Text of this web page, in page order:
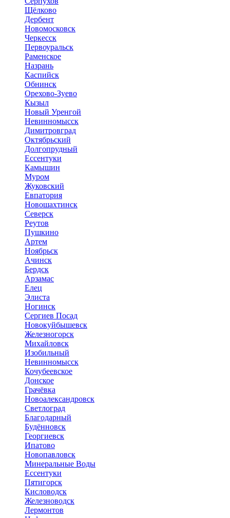
Щёлково
Дербент
Новомосковск
Черкесск
Первоуральск
Раменское
Назрань
Каспийск
Обнинск
Орехово-Зуево
Кызыл
Новый Уренгой
Невинномысск
Димитровград
Октябрьский
Долгопрудный
Ессентуки
Камышин
Муром
Жуковский
Евпатория
Новошахтинск
Северск
Реутов
Пушкино
Артем
Ноябрьск
Ачинск
Бердск
Арзамас
Елец
Элиста
Ногинск
Сергиев Посад
Новокуйбышевск
Железногорск
Михайловск
Изобильный
Невинномысск
Кочубеевское
Донское
Грачёвка
Новоалександровск
Светлоград
Благодарный
Будённовск
Георгиевск
Ипатово
Новопавловск
Минеральные Воды
Ессентуки
Пятигорск
Кисловодск
Железноводск
Лермонтов